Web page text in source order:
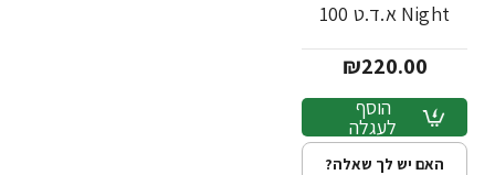
Night א.ד.ט 100
Boss
₪220.00
הוסף
לעגלה
האם יש לך שאלה?